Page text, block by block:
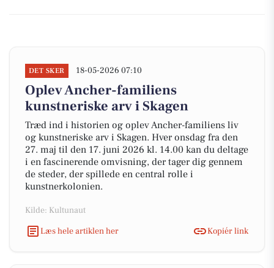
DET SKER 18-05-2026 07:10
Oplev Ancher-familiens
kunstneriske arv i Skagen
Træd ind i historien og oplev Ancher-familiens liv
og kunstneriske arv i Skagen. Hver onsdag fra den
27. maj til den 17. juni 2026 kl. 14.00 kan du deltage
i en fascinerende omvisning, der tager dig gennem
de steder, der spillede en central rolle i
kunstnerkolonien.
Kilde: Kultunaut
Læs hele artiklen her
Kopiér link